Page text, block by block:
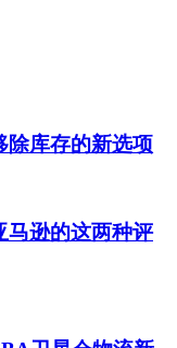
除库存的新选项
马逊的这两种评